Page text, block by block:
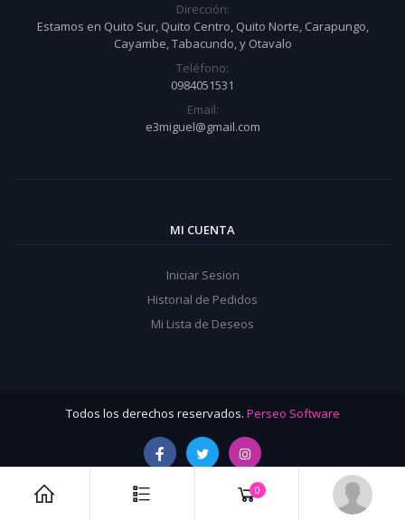
Dirección:
Estamos en Quito Sur, Quito Centro, Quito Norte, Carapungo,
Cayambe, Tabacundo, y Otavalo
Teléfono:
0984051531
Email:
e3miguel@gmail.com
MI CUENTA
Iniciar Sesion
Historial de Pedidos
Mi Lista de Deseos
Todos los derechos reservados. Perseo Software
0